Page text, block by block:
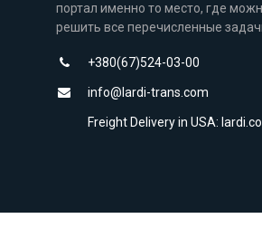
портал именно то место, где
решить все перечисленные
+380(67)524-03-00
info@lardi-trans.com
Freight Delivery in USA: